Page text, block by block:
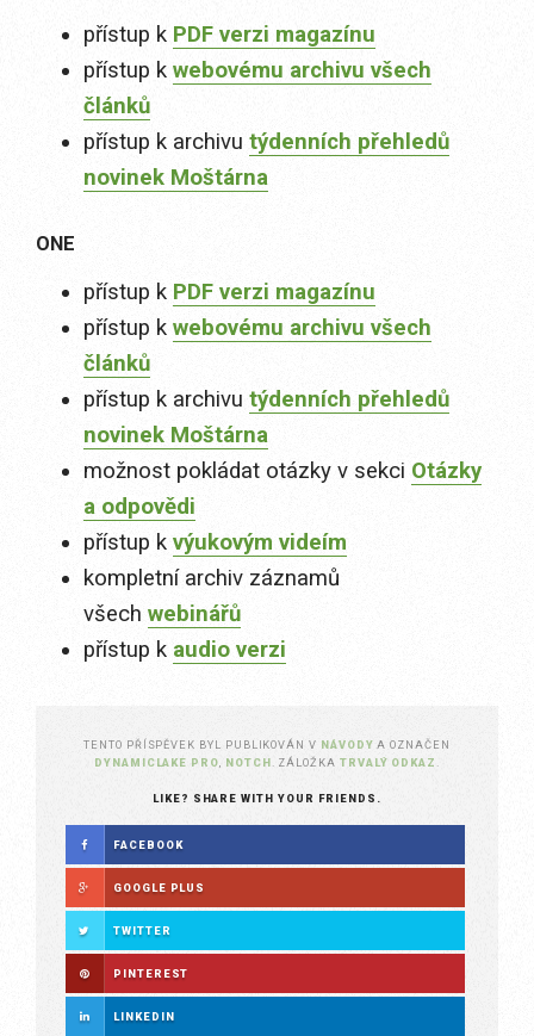
přístup k PDF verzi magazínu
přístup k webovému archivu všech
článků
přístup k archivu týdenních přehledů
novinek Moštárna
ONE
přístup k PDF verzi magazínu
přístup k webovému archivu všech
článků
přístup k archivu týdenních přehledů
novinek Moštárna
možnost pokládat otázky v sekci Otázky
a odpovědi
přístup k výukovým videím
kompletní archiv záznamů
všech webinářů
přístup k audio verzi
TENTO PŘÍSPĚVEK BYL PUBLIKOVÁN V NÁVODY A OZNAČEN
DYNAMICLAKE PRO
NOTCH . ZÁLOŽKA TRVALÝ ODKAZ
LIKE? SHARE WITH YOUR FRIENDS.
FACEBOOK
GOOGLE PLUS
TWITTER
PINTEREST
LINKEDIN